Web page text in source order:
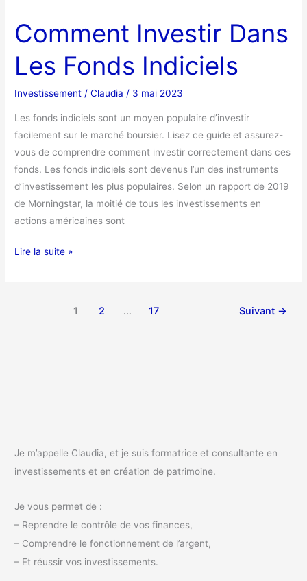
Comment Investir Dans
Les Fonds Indiciels
Investissement /Claudia / 3 mai 2023
Les fonds indiciels sont un moyen populaire d’investir
facilement sur le marché boursier. Lisez ce guide et assurez-
vous de comprendre comment investir correctement dans ces
fonds. Les fonds indiciels sont devenus l’un des instruments
d’investissement les plus populaires. Selon un rapport de 2019
de Morningstar, la moitié de tous les investissements en
actions américaines sont
Dans
Les
Fonds
Indiciels
Lire la suite »
1 2 … 17 Suivant →
Je m’appelle Claudia, et je suis formatrice et consultante en
investissements et en création de patrimoine.
Je vous permet de :
– Reprendre le contrôle de vos finances,
– Comprendre le fonctionnement de l’argent,
– Et réussir vos investissements.